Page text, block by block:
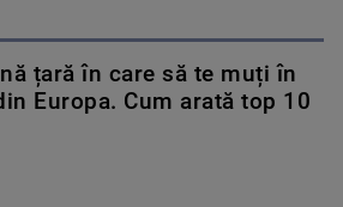
țară în care să te muți în
Europa. Cum arată top 10